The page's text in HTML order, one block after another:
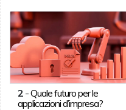
2-Quale futuro per le
applicazioni d’impresa?